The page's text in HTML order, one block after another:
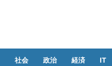
社会 政治 経済 IT